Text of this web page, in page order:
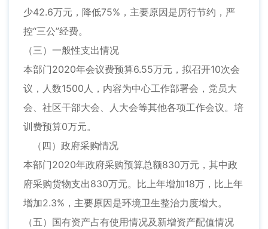
少42.6万元，降低75%，主要原因是厉行节约，严
控“三公”经费。
（三）一般性支出情况
本部门2020年会议费预算6.55万元，拟召开10次会
议，人数1500人，内容为中心工作部署会，党员大
会、社区干部大会、人大会等其他各项工作会议。培
训费预算0万元。
（四）政府采购情况
本部门2020年政府采购预算总额830万元，其中政
府采购货物支出830万元。比上年增加18万，比上年
增加2.3%，主要原因是环境卫生整治力度增大。
（五）国有资产占有使用情况及新增资产配值情况